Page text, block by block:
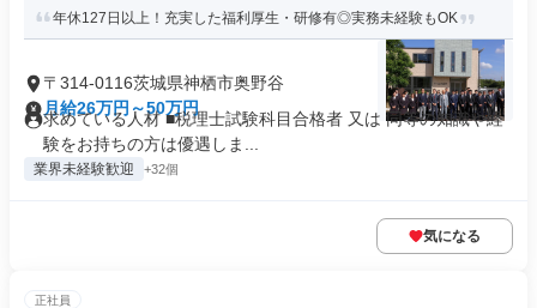
年休127日以上！充実した福利厚生・研修有◎実務未経験もOK
〒314-0116茨城県神栖市奥野谷
月給26万円～50万円
求めている人材 ■税理士試験科目合格者 又は 同等の知識や経
験をお持ちの方は優遇しま...
業界未経験歓迎 +32個
気になる
正社員